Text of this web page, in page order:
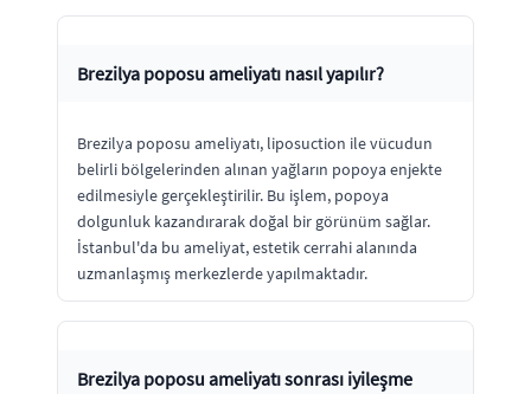
Brezilya poposu ameliyatı nasıl yapılır?
Brezilya poposu ameliyatı, liposuction ile vücudun
belirli bölgelerinden alınan yağların popoya enjekte
edilmesiyle gerçekleştirilir. Bu işlem, popoya
dolgunluk kazandırarak doğal bir görünüm sağlar.
İstanbul'da bu ameliyat, estetik cerrahi alanında
uzmanlaşmış merkezlerde yapılmaktadır.
Brezilya poposu ameliyatı sonrası iyileşme